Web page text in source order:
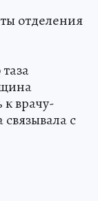
отделения
врачу-
с